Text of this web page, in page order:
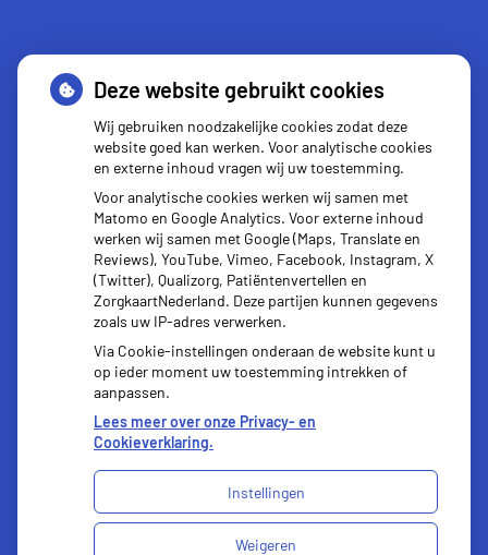
Kijksluiter
Uw Zorg Online|Beheer
Deze website gebruikt cookies
Wij gebruiken noodzakelijke cookies zodat deze
website goed kan werken. Voor analytische cookies
en externe inhoud vragen wij uw toestemming.
Voor analytische cookies werken wij samen met
Matomo en Google Analytics. Voor externe inhoud
werken wij samen met Google (Maps, Translate en
Reviews), YouTube, Vimeo, Facebook, Instagram, X
(Twitter), Qualizorg, Patiëntenvertellen en
ZorgkaartNederland. Deze partijen kunnen gegevens
zoals uw IP-adres verwerken.
Via Cookie-instellingen onderaan de website kunt u
op ieder moment uw toestemming intrekken of
aanpassen.
Lees meer over onze Privacy- en
Cookieverklaring.
Instellingen
Weigeren